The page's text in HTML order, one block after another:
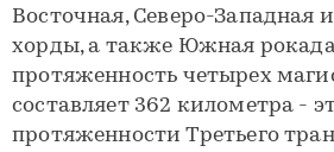
Восточная, Северо-Западная
хорды, а также Южная
протяженность четырех
составляет 362 километра -
протяженности Третьего